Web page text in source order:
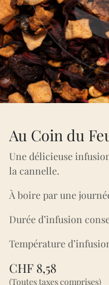
Au Coin du
Une délicieuse
la cannelle.
À boire par une
Durée d’infusion
Température
CHF 8,58
(Toutes taxes comprises)